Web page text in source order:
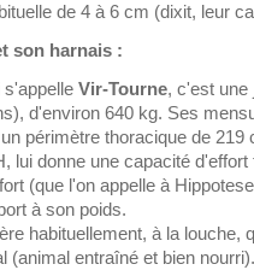
de 4 à 6 cm (dixit, leur
son harnais :
s'appelle Vir-Tourne, c'est une
d'environ 640 kg. Ses
périmètre thoracique de 219
lui donne une capacité
(que l'on appelle à
à son poids.
habituellement, à la louche,
(animal entraîné et bien